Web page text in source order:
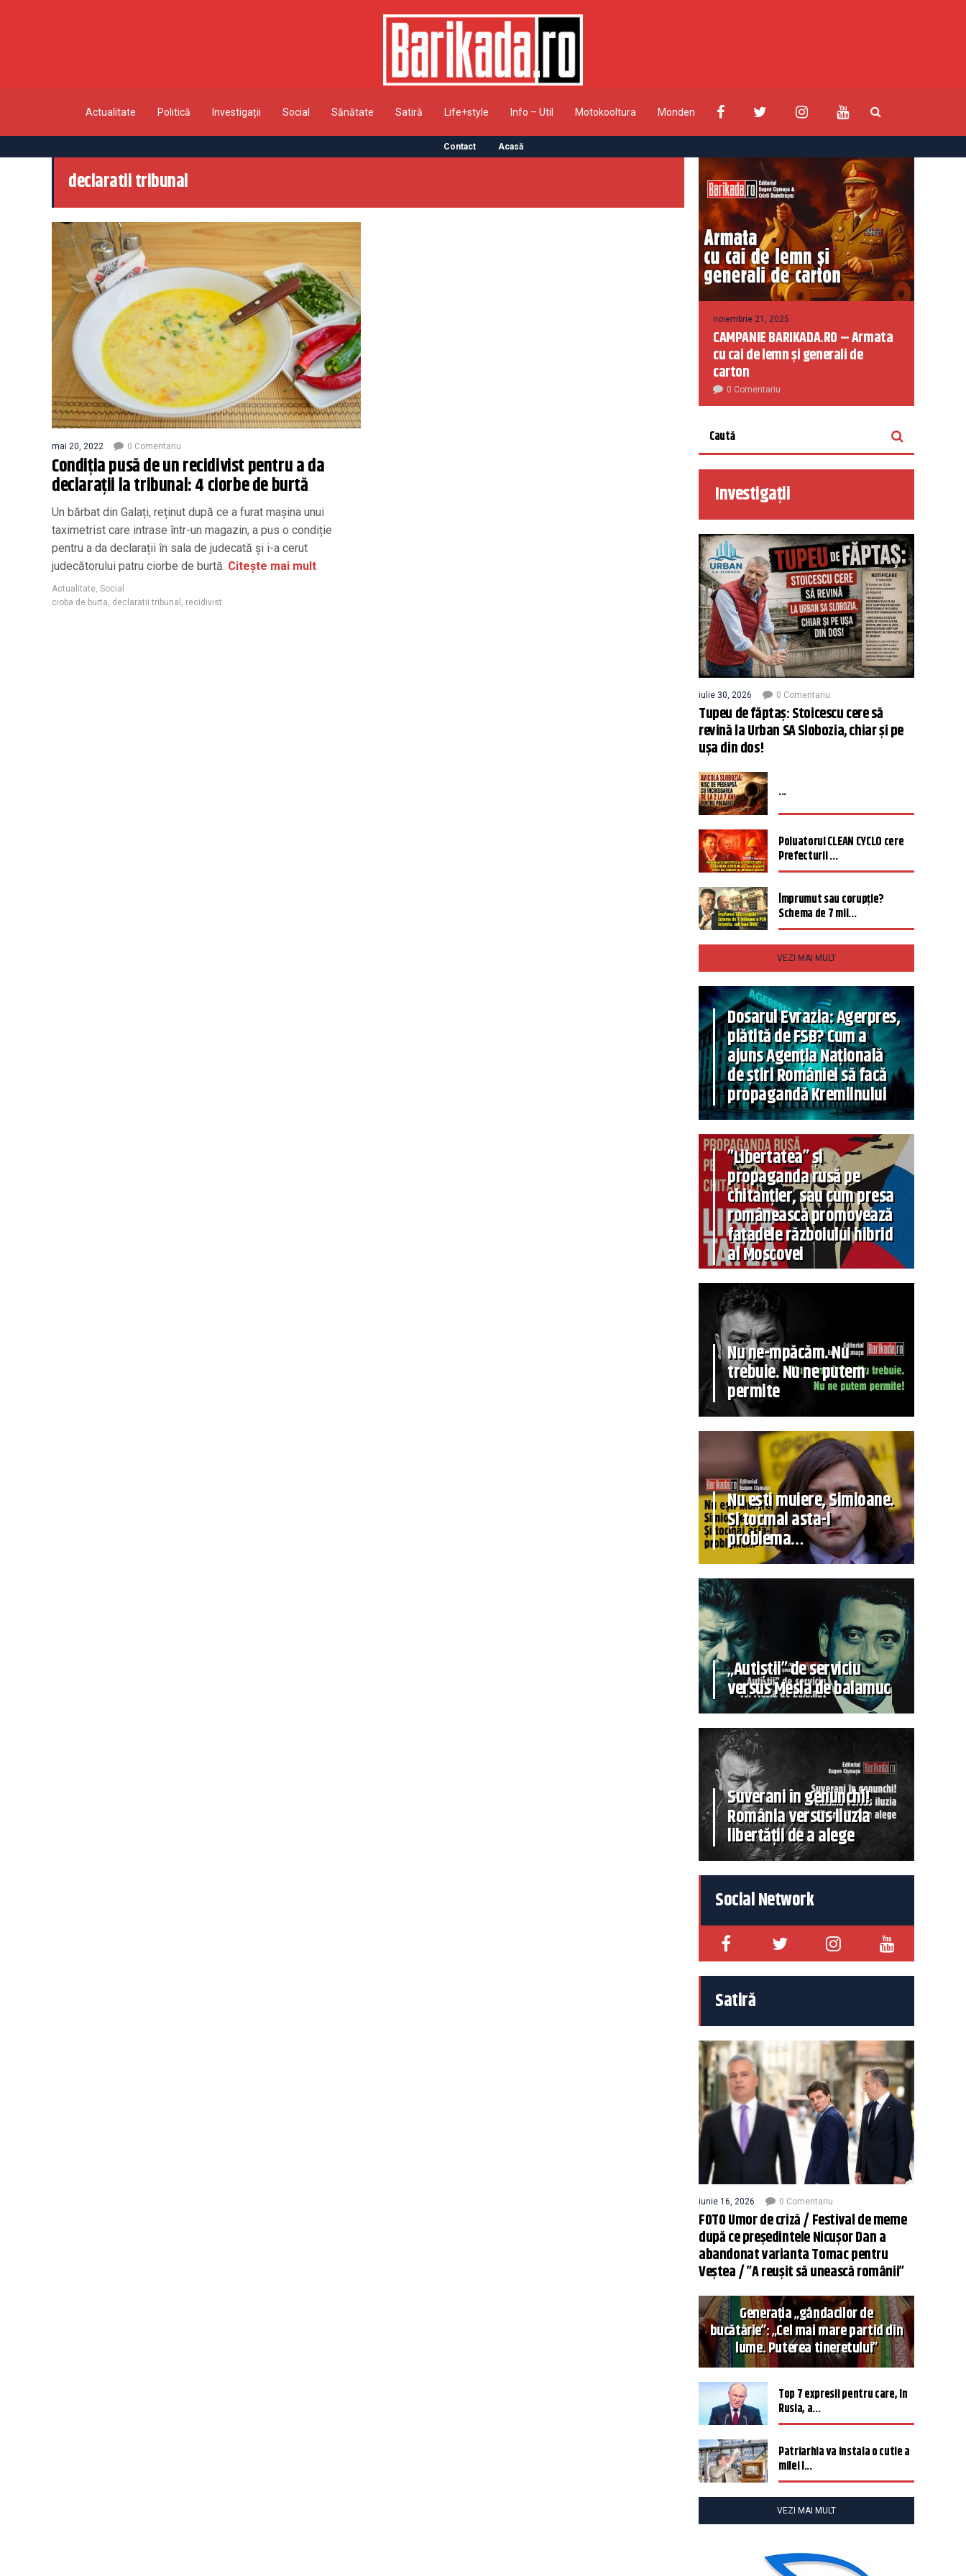
Actualitate Politică Investigații Social Sănătate Satiră Life+style Info – Util Motokooltura Monden
Contact Acasă
declaratii tribunal
mai 20, 2022 0 Comentariu
Condiția pusă de un recidivist pentru a da
declarații la tribunal: 4 ciorbe de burtă
Un bărbat din Galați, reținut după ce a furat maşina unui
taximetrist care intrase într-un magazin, a pus o condiție
pentru a da declarații în sala de judecată și i-a cerut
judecătorului patru ciorbe de burtă. Citește mai mult
Actualitate Social
cioba de burta declaratii tribunal recidivist
noiembrie 21, 2025
CAMPANIE BARIKADA.RO – Armata
cu cai de lemn și generali de
carton
0 Comentariu
Investigații
iulie 30, 2026 0 Comentariu
Tupeu de făptaș: Stoicescu cere să
revină la Urban SA Slobozia, chiar și pe
ușa din dos!
...
Poluatorul CLEAN CYCLO cere
Prefecturii ...
Împrumut sau corupție?
Schema de 7 mil...
VEZI MAI MULT
Dosarul Evrazia: Agerpres,
plătită de FSB? Cum a
ajuns Agenția Națională
de știri României să facă
propagandă Kremlinului
”Libertatea” și
propaganda rusă pe
chitanțier, sau cum presa
românească promovează
fațadele războiului hibrid
al Moscovei
Nu ne-mpăcăm. Nu
trebuie. Nu ne putem
permite
Nu ești muiere, Simioane.
Și tocmai asta-i
problema…
„Autiștii” de serviciu
versus Mesia de balamuc
Suverani în genunchi!
România versus iluzia
libertății de a alege
Social Network
Satiră
iunie 16, 2026 0 Comentariu
FOTO Umor de criză / Festival de meme
după ce președintele Nicușor Dan a
abandonat varianta Tomac pentru
Veștea / ”A reușit să unească românii”
Generația „gândacilor de
bucătărie”: „Cel mai mare partid din
lume. Puterea tineretului”
Top 7 expresii pentru care, în
Rusia, a...
Patriarhia va instala o cutie a
milei î...
VEZI MAI MULT